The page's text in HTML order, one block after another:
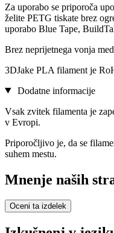
Za uporabo se priporoča
želite PETG tiskate brez
uporabo Blue Tape,
Brez neprijetnega vonja
3DJake PLA filament je
Dodatne informacije
Vsak zvitek filamenta je
v Evropi.
Priporočljivo je, da se
suhem mestu.
Mnenje naših
Oceni ta izdelek